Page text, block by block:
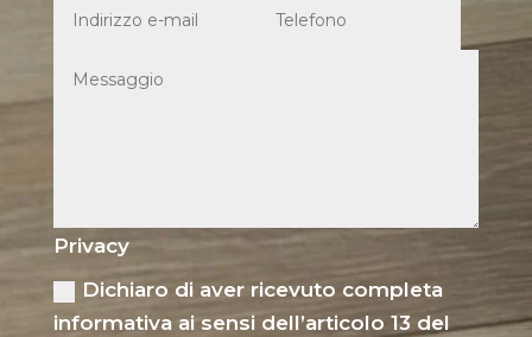
Privacy
Dichiaro di aver ricevuto completa
informativa ai sensi dell’articolo 13 del